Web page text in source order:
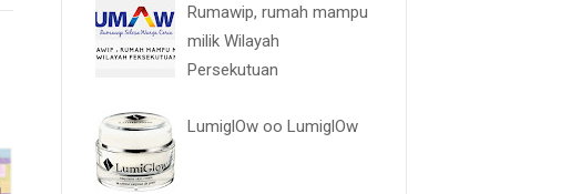
Rumawip, rumah mampu
milik Wilayah
Persekutuan
LumiglOw oo LumiglOw